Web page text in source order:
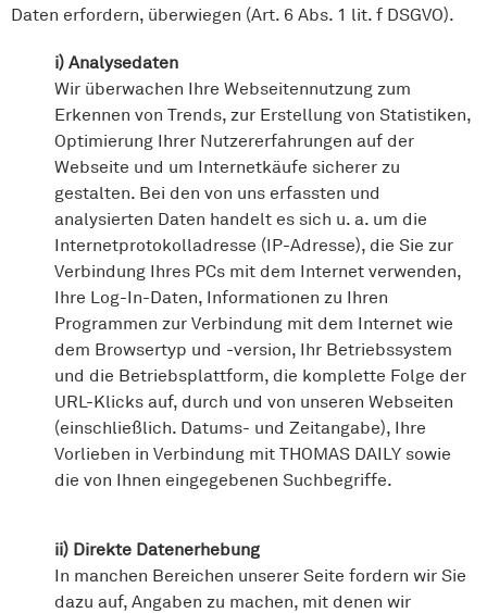
Daten erfordern, überwiegen (Art. 6 Abs. 1 lit. f DSGVO).
i) Analysedaten
Wir überwachen Ihre Webseitennutzung zum
Erkennen von Trends, zur Erstellung von Statistiken,
Optimierung Ihrer Nutzererfahrungen auf der
Webseite und um Internetkäufe sicherer zu
gestalten. Bei den von uns erfassten und
analysierten Daten handelt es sich u. a. um die
Internetprotokolladresse (IP-Adresse), die Sie zur
Verbindung Ihres PCs mit dem Internet verwenden,
Ihre Log-In-Daten, Informationen zu Ihren
Programmen zur Verbindung mit dem Internet wie
dem Browsertyp und -version, Ihr Betriebssystem
und die Betriebsplattform, die komplette Folge der
URL-Klicks auf, durch und von unseren Webseiten
(einschließlich. Datums- und Zeitangabe), Ihre
Vorlieben in Verbindung mit THOMAS DAILY sowie
die von Ihnen eingegebenen Suchbegriffe.
ii) Direkte Datenerhebung
In manchen Bereichen unserer Seite fordern wir Sie
dazu auf, Angaben zu machen, mit denen wir